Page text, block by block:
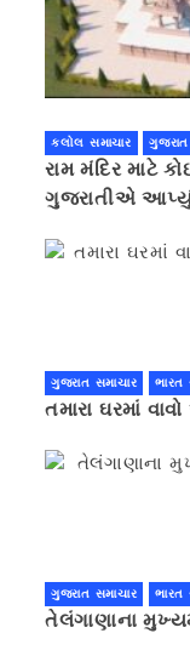
કલોલ સમાચાર ગુજરાત
રામ મંદિર માટે
ગુજરાતીએ આપ્યું
ગુજરાત સમાચાર ભારત
તમારા ઘરમાં
ગુજરાત સમાચાર ભારત
તેલંગાણાના